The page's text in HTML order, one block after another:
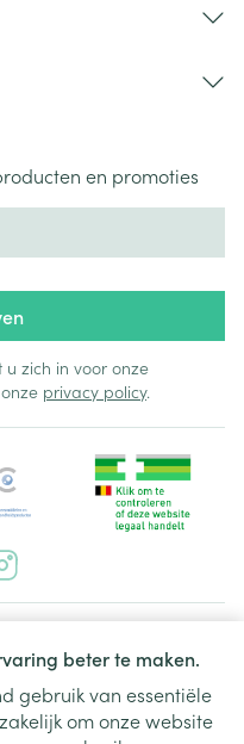
beter te maken.
gebruik van essentiële
om onze website
en promoties
u zich in voor onze
privacy policy.